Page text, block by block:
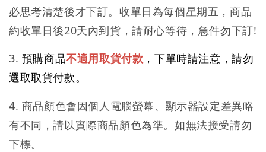
必思考清楚後才下訂。收單日為每個星期五，商品
約收單日後20天內到貨，請耐心等待，急件勿下訂!
3. 預購商品不適用取貨付款 ，下單時請注意，請勿
選取取貨付款。
4. 商品顏色會因個人電腦螢幕、顯示器設定差異略
有不同，請以實際商品顏色為準。如無法接受請勿
下標。